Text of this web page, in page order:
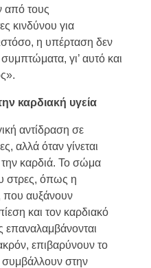
από τους
κινδύνου για
η υπέρταση δεν
γι’ αυτό και
καρδιακή υγεία
αντίδραση σε
αλλά όταν γίνεται
την καρδιά. Το σώμα
στρες, όπως η
που αυξάνουν
και τον καρδιακό
επαναλαμβάνονται
επιβαρύνουν το
συμβάλλουν στην